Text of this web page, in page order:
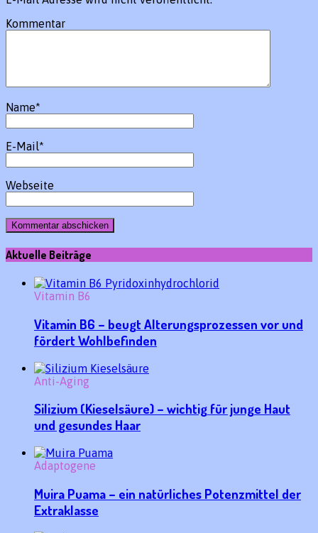
Kommentar
Name*
E-Mail*
Webseite
Aktuelle Beiträge
Vitamin B6
Vitamin B6 – beugt Alterungsprozessen vor und
fördert Wohlbefinden
Anti-Aging
Silizium (Kieselsäure) – wichtig für junge Haut
und gesundes Haar
Adaptogene
Muira Puama – ein natürliches Potenzmittel der
Extraklasse